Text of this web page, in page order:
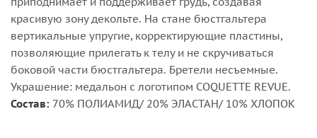
красивую зону декольте. На стане бюстгальтера
вертикальные упругие, корректирующие пластины,
позволяющие прилегать к телу и не скручиваться
боковой части бюстгальтера. Бретели несъемные.
Украшение: медальон с логотипом COQUETTE REVUE.
Состав: 70% ПОЛИАМИД/ 20% ЭЛАСТАН/ 10% ХЛОПОК